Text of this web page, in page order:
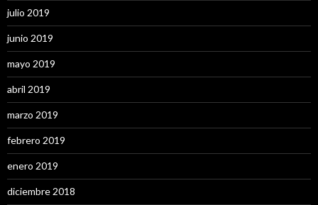
julio 2019
junio 2019
mayo 2019
abril 2019
marzo 2019
febrero 2019
enero 2019
diciembre 2018